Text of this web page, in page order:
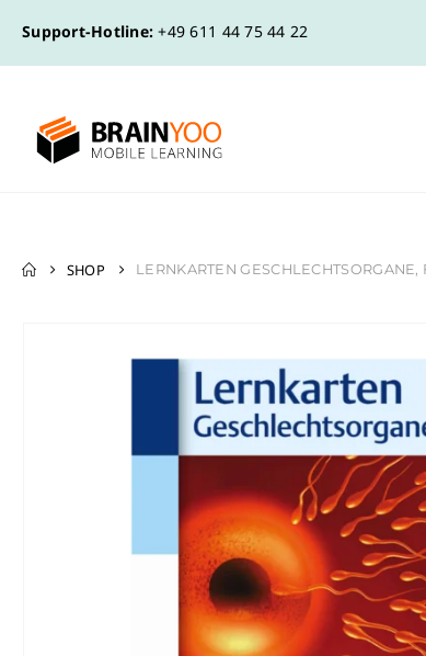
Support-Hotline: +49 611 44 75 44 22
SHOP LERNKARTEN